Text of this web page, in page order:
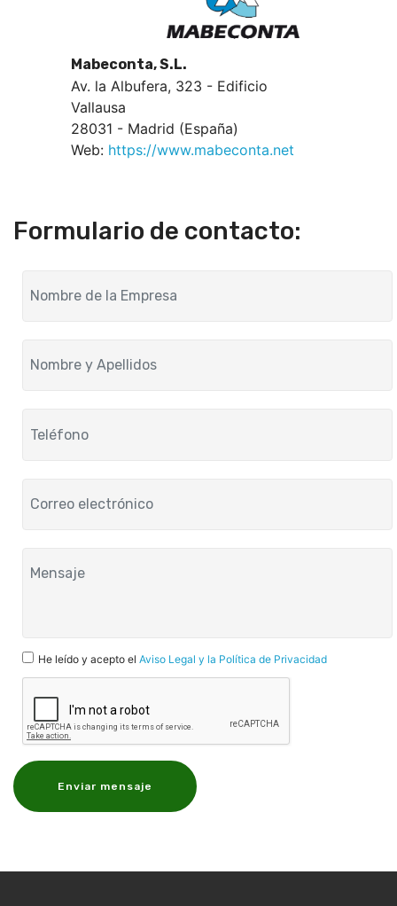
Mabeconta, S.L.
Av. la Albufera, 323 - Edificio
Vallausa
28031 - Madrid (España)
Web: https://www.mabeconta.net
Formulario de contacto:
He leído y acepto el Aviso Legal y la Política de Privacidad
Enviar mensaje